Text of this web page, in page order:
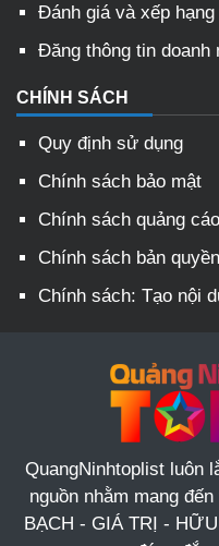
Đánh giá và xếp hạng
Đăng thông tin doanh
CHÍNH SÁCH
Quy định sử dụng
Chính sách bảo mật
Chính sách quảng cáo
Chính sách bản
Chính sách: Tạo nội
QuangNinhtoplist luôn
nguồn nhằm mang
BẠCH - GIÁ TRỊ -